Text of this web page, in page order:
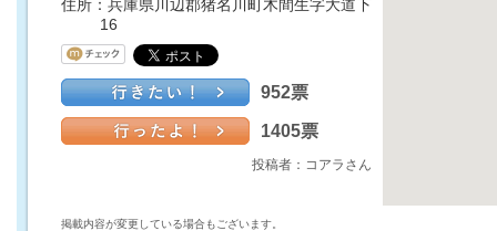
住所：兵庫県川辺郡猪名川町木間生字大道下
16
952票
1405票
投稿者：コアラさん
掲載内容が変更している場合もございます。